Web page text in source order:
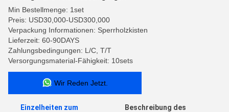
Min Bestellmenge: 1set
Preis: USD30,000-USD300,000
Verpackung Informationen: Sperrholzkisten
Lieferzeit: 60-90DAYS
Zahlungsbedingungen: L/C, T/T
Versorgungsmaterial-Fähigkeit: 10sets
Wir Reden Jetzt.
Einzelheiten zum
Beschreibung des